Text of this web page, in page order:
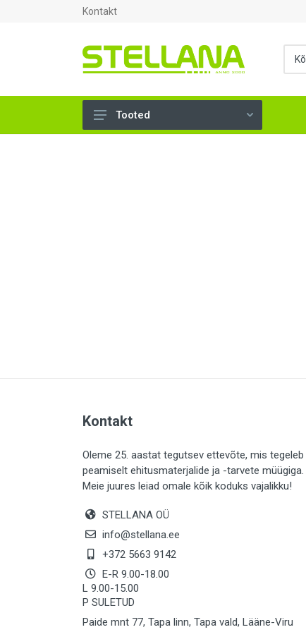
Kontakt
LIISTUD (183)
KIVID (31)
KATTED (132)
MAALRITARBED (1025)
SOOJUSTUS (16)
KEEMIA (220)
TÖÖRIIDED (117)
SAUN (8)
Tooted
Kontakt
Oleme 25. aastat tegutsev ettevõte, mis tegeleb
peamiselt ehitusmaterjalide ja -tarvete müügiga.
Meie juures leiad omale kõik koduks vajalikku!
STELLANA OÜ
info@stellana.ee
+372 5663 9142
E-R 9.00-18.00
L 9.00-15.00
P SULETUD
Paide mnt 77, Tapa linn, Tapa vald, Lääne-Viru